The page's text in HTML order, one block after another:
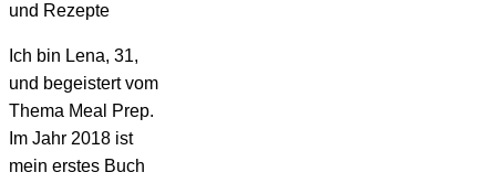
Ich bin Lena, 31,
und begeistert vom
Thema Meal Prep.
Im Jahr 2018 ist
mein erstes Buch